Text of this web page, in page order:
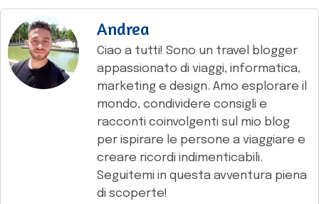
Andrea
Ciao a tutti! Sono un travel blogger
appassionato di viaggi, informatica,
marketing e design. Amo esplorare il
mondo, condividere consigli e
racconti coinvolgenti sul mio blog
per ispirare le persone a viaggiare e
creare ricordi indimenticabili.
Seguitemi in questa avventura piena
di scoperte!